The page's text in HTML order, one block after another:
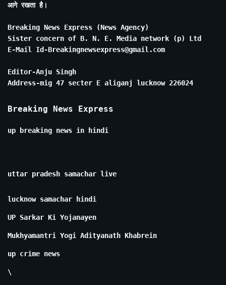
आगे रखता है।
Breaking News Express (News Agency)
Sister concern of B. N. E. Media network (p) Ltd
E-Mail Id-Breakingnewsexpress@gmail.com
Editor-Anju Singh
Address-mig 47 secter E aliganj lucknow 226024
Breaking News Express
up breaking news in hindi
uttar pradesh samachar live
lucknow samachar hindi
UP Sarkar Ki Yojanayen
Mukhyamantri Yogi Adityanath Khabrein
up crime news
\